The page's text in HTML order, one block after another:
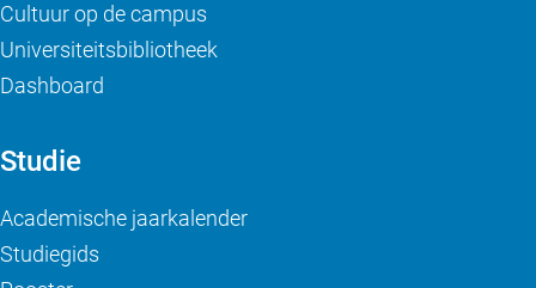
Cultuur op de campus
Universiteitsbibliotheek
Dashboard
Studie
Academische jaarkalender
Studiegids